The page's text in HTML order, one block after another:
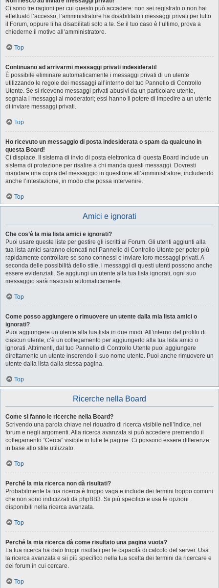
Ci sono tre ragioni per cui questo può accadere: non sei registrato o non hai
effettuato l’accesso, l’amministratore ha disabilitato i messaggi privati per tutto
il Forum, oppure li ha disabilitati solo a te. Se il tuo caso è l’ultimo, prova a
chiederne il motivo all’amministratore.
Top
Continuano ad arrivarmi messaggi privati indesiderati!
È possibile eliminare automaticamente i messaggi privati ​​di un utente
utilizzando le regole dei messaggi all’interno del tuo Pannello di Controllo
Utente. Se si ricevono messaggi privati ​​abusivi da un particolare utente,
segnala i messaggi ai moderatori; essi hanno il potere di impedire a un utente
di inviare messaggi privati​​.
Top
Ho ricevuto un messaggio di posta indesiderata o spam da qualcuno in
questa Board!
Ci dispiace. Il sistema di invio di posta elettronica di questa Board include un
sistema di protezione per risalire a chi manda questi messaggi. Dovresti
mandare una copia del messaggio in questione all’amministratore, includendo
anche l’intestazione, in modo che possa intervenire.
Top
Amici e ignorati
Che cos’è la mia lista amici e ignorati?
Puoi usare queste liste per gestire gli iscritti al Forum. Gli utenti aggiunti alla
tua lista amici saranno elencati nel Pannello di Controllo Utente per poter più
rapidamente controllare se sono connessi e inviare loro messaggi privati. A
seconda delle possibilità dello stile, i messaggi di questi utenti possono anche
essere evidenziati. Se aggiungi un utente alla tua lista ignorati, ogni suo
messaggio sarà nascosto automaticamente.
Top
Come posso aggiungere o rimuovere un utente dalla mia lista amici o
ignorati?
Puoi aggiungere un utente alla tua lista in due modi. All’interno del profilo di
ciascun utente, c’è un collegamento per aggiungerlo alla tua lista amici o
ignorati. Altrimenti, dal tuo Pannello di Controllo Utente puoi aggiungere
direttamente un utente inserendo il suo nome utente. Puoi anche rimuovere un
utente dalla lista dalla stessa pagina.
Top
Ricerche nella Board
Come si fanno le ricerche nella Board?
Scrivendo una parola chiave nel riquadro di ricerca visibile nell’Indice, nei
forum e negli argomenti. Alla ricerca avanzata si può accedere premendo il
collegamento “Cerca” visibile in tutte le pagine. Ci possono essere differenze
in base allo stile utilizzato.
Top
Perché la mia ricerca non dà risultati?
Probabilmente la tua ricerca è troppo vaga e include dei termini troppo comuni
che non sono indicizzati da phpBB3. Sii più specifico e usa le opzioni
disponibili nella ricerca avanzata.
Top
Perché la mia ricerca dà come risultato una pagina vuota?
La tua ricerca ha dato troppi risultati per le capacità di calcolo del server. Usa
la ricerca avanzata e sii più specifico nella tua scelta dei termini da ricercare e
dei forum in cui cercare.
Top